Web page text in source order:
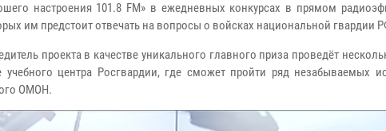
настроения 101.8 FM» в ежедневных конкурсах в прямом
им предстоит отвечать на вопросы о войсках национальной гвардии
проекта в качестве уникального главного приза проведёт
учебного центра Росгвардии, где сможет пройти ряд незабываемых
ОМОН.